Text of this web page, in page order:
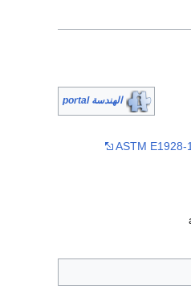
الهندسة portal
ASTM E1928-